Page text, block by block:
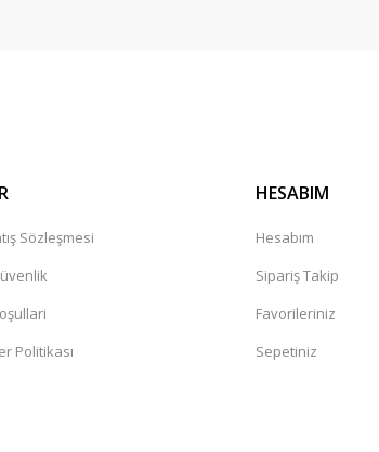
Sözleşmesi
Politikası
HESABIM
Hesabım
Sipariş Takip
Favorileriniz
Sepetiniz